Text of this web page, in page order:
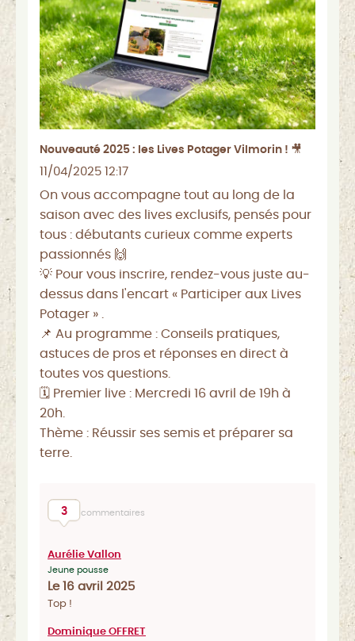
Nouveauté 2025 : les Lives Potager Vilmorin ! 🎥
11/04/2025 12:17
On vous accompagne tout au long de la
saison avec des lives exclusifs, pensés pour
tous : débutants curieux comme experts
passionnés 🙌
💡 Pour vous inscrire, rendez-vous juste au-
dessus dans l'encart « Participer aux Lives
Potager » .
📌 Au programme : Conseils pratiques,
astuces de pros et réponses en direct à
toutes vos questions.
🗓️ Premier live : Mercredi 16 avril de 19h à
20h.
Thème : Réussir ses semis et préparer sa
terre.
3 commentaires
Aurélie Vallon
Jeune pousse
Le 16 avril 2025
Top !
Dominique OFFRET